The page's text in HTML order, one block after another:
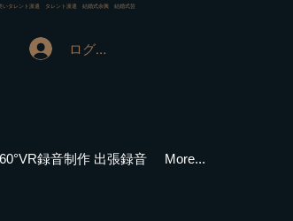
いタレント派遣 タレント派遣 結婚式余興 結婚式芸
ログイン
録音制作 出張録音 More...